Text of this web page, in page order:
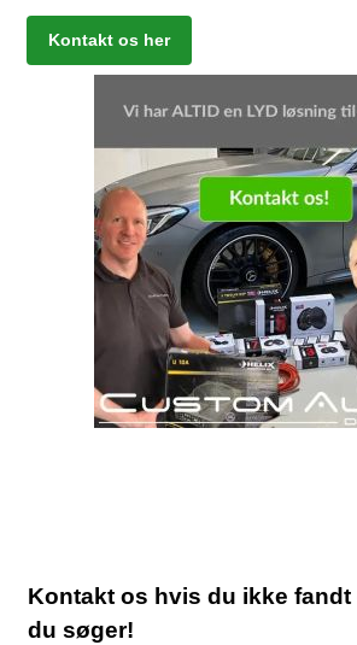
Kontakt os her
Kontakt os hvis du ikke
du søger!